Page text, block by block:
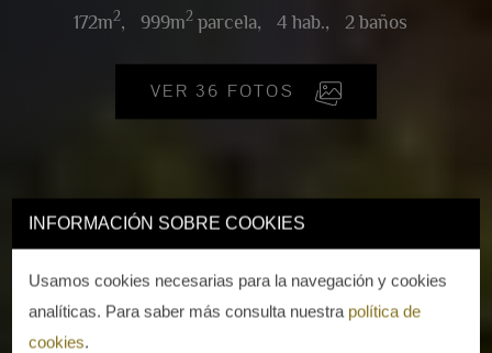
INFORMACIÓN SOBRE COOKIES
Usamos cookies necesarias para la navegación y cookies
analíticas. Para saber más consulta nuestra política de
cookies.
172m2, 999m2 parcela, 4 hab., 2 baños
VER 36 FOTOS